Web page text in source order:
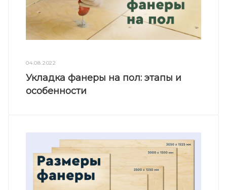
04.08.2022
Укладка фанеры на пол: этапы и
особенности